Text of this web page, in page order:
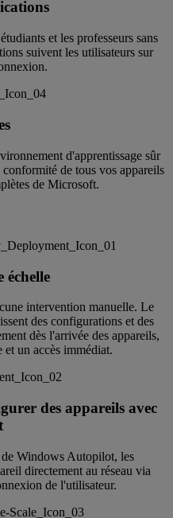
et les professeurs sans
suivent les utilisateurs sur
d'apprentissage sûr
de tous vos appareils
de Microsoft.
échelle
intervention manuelle. Le
des configurations et des
dès l'arrivée des appareils,
un accès immédiat.
des appareils avec
Windows Autopilot, les
directement au réseau via
de l'utilisateur.